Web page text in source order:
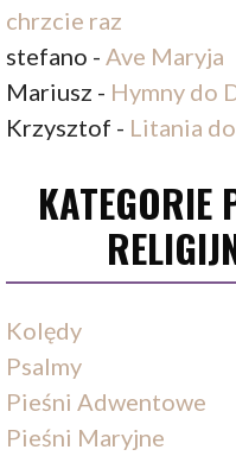
chrzcie raz
stefano - Ave Maryja
Mariusz - Hymny do
Krzysztof - Litania
KATEGORIE
Kolędy
Psalmy
Pieśni Adwentowe
Pieśni Maryjne